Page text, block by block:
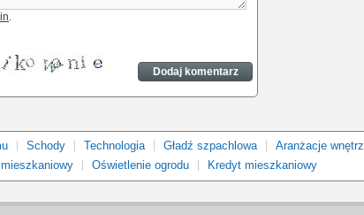
.
Schody Technologia Gładź szpachlowa Aranżacje wnętrz
Oświetlenie ogrodu Kredyt mieszkaniowy